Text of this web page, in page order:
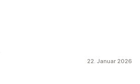
22. Januar 2026